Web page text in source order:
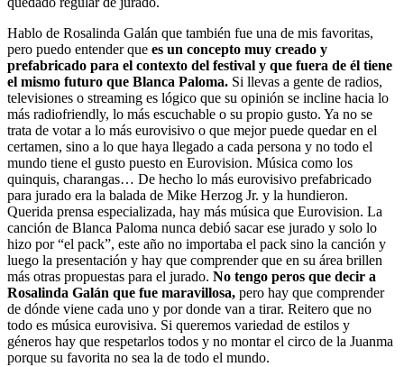
Hablo de Rosalinda Galán que también fue una de mis favoritas,
pero puedo entender que es un concepto muy creado y
prefabricado para el contexto del festival y que fuera de él tiene
el mismo futuro que Blanca Paloma. Si llevas a gente de radios,
televisiones o streaming es lógico que su opinión se incline hacia lo
más radiofriendly, lo más escuchable o su propio gusto. Ya no se
trata de votar a lo más eurovisivo o que mejor puede quedar en el
certamen, sino a lo que haya llegado a cada persona y no todo el
mundo tiene el gusto puesto en Eurovision. Música como los
quinquis, charangas… De hecho lo más eurovisivo prefabricado
para jurado era la balada de Mike Herzog Jr. y la hundieron.
Querida prensa especializada, hay más música que Eurovision. La
canción de Blanca Paloma nunca debió sacar ese jurado y solo lo
hizo por “el pack”, este año no importaba el pack sino la canción y
luego la presentación y hay que comprender que en su área brillen
más otras propuestas para el jurado. No tengo peros que decir a
Rosalinda Galán que fue maravillosa, pero hay que comprender
de dónde viene cada uno y por donde van a tirar. Reitero que no
todo es música eurovisiva. Si queremos variedad de estilos y
géneros hay que respetarlos todos y no montar el circo de la Juanma
porque su favorita no sea la de todo el mundo.